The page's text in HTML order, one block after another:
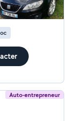
tout en
finition impeccable. 615581367
Auto-entrepreneur